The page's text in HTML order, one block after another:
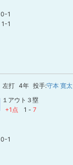
0-1
1-1
左打 4年 投手:守本 寛太
１アウト３塁
+1点
1 - 7
0-1